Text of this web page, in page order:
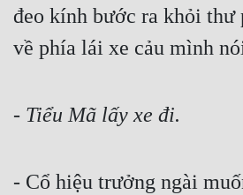
đeo kính bước ra khỏi thư
về phía lái xe cảu mình
- Tiểu Mã lấy xe đi.
- Cổ hiệu trưởng ngài